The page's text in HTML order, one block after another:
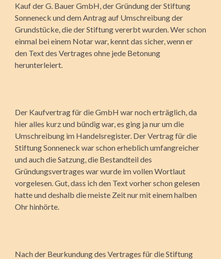
Kauf der G. Bauer GmbH, der Gründung der Stiftung
Sonneneck und dem Antrag auf Umschreibung der
Grundstücke, die der Stiftung vererbt wurden. Wer schon
einmal bei einem Notar war, kennt das sicher, wenn er
den Text des Vertrages ohne jede Betonung
herunterleiert.
Der Kaufvertrag für die GmbH war noch erträglich, da
hier alles kurz und bündig war, es ging ja nur um die
Umschreibung im Handelsregister. Der Vertrag für die
Stiftung Sonneneck war schon erheblich umfangreicher
und auch die Satzung, die Bestandteil des
Gründungsvertrages war wurde im vollen Wortlaut
vorgelesen. Gut, dass ich den Text vorher schon gelesen
hatte und deshalb die meiste Zeit nur mit einem halben
Ohr hinhörte.
Nach der Beurkundung des Vertrages für die Stiftung